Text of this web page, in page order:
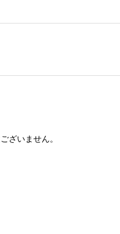
ざいません。